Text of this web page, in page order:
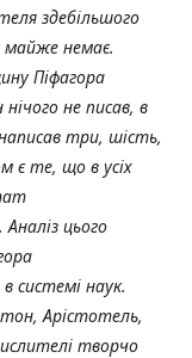
здебільшого
майже немає.
Піфагора
не писав, в
три, шість,
є те, що в усіх
цього
в системі наук.
Арістотель,
творчо